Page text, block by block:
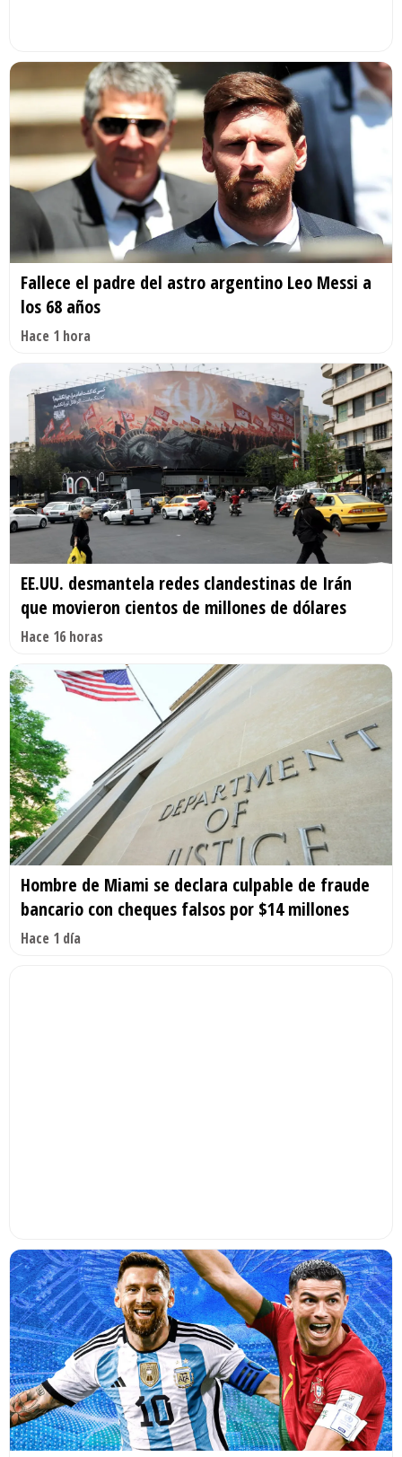
Fallece el padre del astro argentino Leo Messi a
los 68 años
Hace 1 hora
EE.UU. desmantela redes clandestinas de Irán
que movieron cientos de millones de dólares
Hace 16 horas
Hombre de Miami se declara culpable de fraude
bancario con cheques falsos por $14 millones
Hace 1 día